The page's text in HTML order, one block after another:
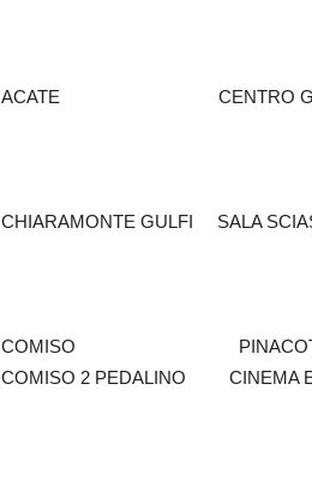
ACATE CENTRO
CHIARAMONTE GULFI
COMISO PINACOTECA
COMISO 2 PEDALINO